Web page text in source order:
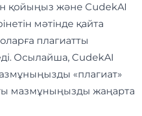
қойыңыз және CudekAI
мәтінде қайта
плагиатты
Осылайша, CudekAI
«плагиат»
мазмұныңызды жаңарта